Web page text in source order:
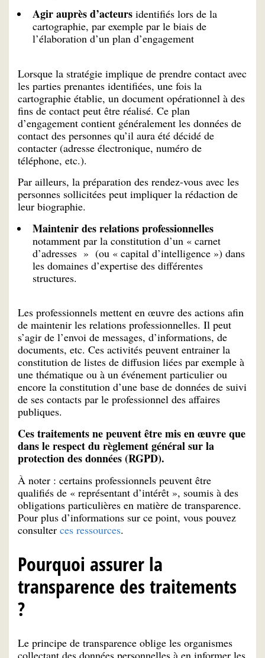
Agir auprès d’acteurs identifiés lors de la
cartographie, par exemple par le biais de
l’élaboration d’un plan d’engagement
Lorsque la stratégie implique de prendre contact avec
les parties prenantes identifiées, une fois la
cartographie établie, un document opérationnel à des
fins de contact peut être réalisé. Ce plan
d’engagement contient généralement les données de
contact des personnes qu’il aura été décidé de
contacter (adresse électronique, numéro de
téléphone, etc.).
Par ailleurs, la préparation des rendez-vous avec les
personnes sollicitées peut impliquer la rédaction de
leur biographie.
Maintenir des relations professionnelles
notamment par la constitution d’un « carnet
d’adresses » (ou « capital d’intelligence ») dans
les domaines d’expertise des différentes
structures.
Les professionnels mettent en œuvre des actions afin
de maintenir les relations professionnelles. Il peut
s’agir de l’envoi de messages, d’informations, de
documents, etc. Ces activités peuvent entrainer la
constitution de listes de diffusion liées par exemple à
une thématique ou à un événement particulier ou
encore la constitution d’une base de données de suivi
de ses contacts par le professionnel des affaires
publiques.
Ces traitements ne peuvent être mis en œuvre que
dans le respect du règlement général sur la
protection des données (RGPD).
À noter : certains professionnels peuvent être
qualifiés de « représentant d’intérêt », soumis à des
obligations particulières en matière de transparence.
Pour plus d’informations sur ce point, vous pouvez
consulter ces ressources.
Pourquoi assurer la
transparence des traitements
?
Le principe de transparence oblige les organismes